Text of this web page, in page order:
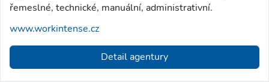
řemeslné, technické, manuální, administrativní.
www.workintense.cz
Detail agentury